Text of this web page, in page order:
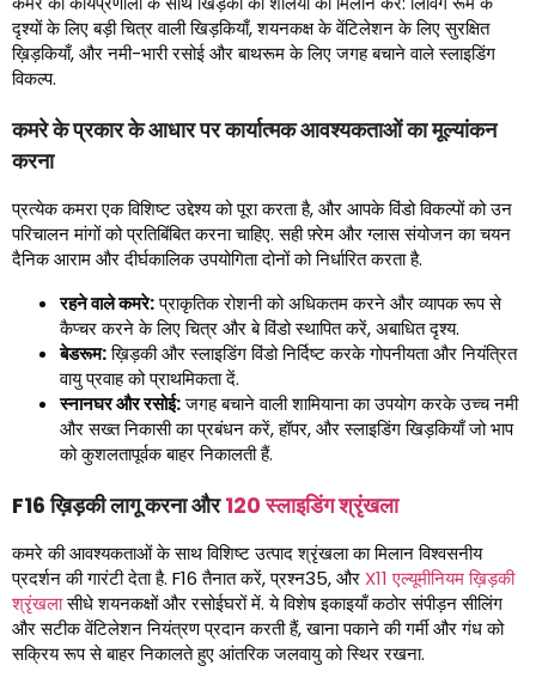
दृश्यों के लिए बड़ी चित्र वाली खिड़कियाँ, शयनकक्ष के वेंटिलेशन के लिए सुरक्षित
ख़िड़कियाँ, और नमी-भारी रसोई और बाथरूम के लिए जगह बचाने वाले स्लाइडिंग
विकल्प.
कमरे के प्रकार के आधार पर कार्यात्मक आवश्यकताओं का मूल्यांकन
करना
प्रत्येक कमरा एक विशिष्ट उद्देश्य को पूरा करता है, और आपके विंडो विकल्पों को उन
परिचालन मांगों को प्रतिबिंबित करना चाहिए. सही फ़्रेम और ग्लास संयोजन का चयन
दैनिक आराम और दीर्घकालिक उपयोगिता दोनों को निर्धारित करता है.
रहने वाले कमरे:प्राकृतिक रोशनी को अधिकतम करने और व्यापक रूप से
कैप्चर करने के लिए चित्र और बे विंडो स्थापित करें, अबाधित दृश्य.
बेडरूम:ख़िड़की और स्लाइडिंग विंडो निर्दिष्ट करके गोपनीयता और नियंत्रित
वायु प्रवाह को प्राथमिकता दें.
स्नानघर और रसोई:जगह बचाने वाली शामियाना का उपयोग करके उच्च नमी
और सख्त निकासी का प्रबंधन करें, हॉपर, और स्लाइडिंग खिड़कियाँ जो भाप
को कुशलतापूर्वक बाहर निकालती हैं.
F16 ख़िड़की लागू करना और120 स्लाइडिंग श्रृंखला
कमरे की आवश्यकताओं के साथ विशिष्ट उत्पाद श्रृंखला का मिलान विश्वसनीय
प्रदर्शन की गारंटी देता है. F16 तैनात करें, प्रश्न35, और X11 एल्यूमीनियम ख़िड़की
श्रृंखलासीधे शयनकक्षों और रसोईघरों में. ये विशेष इकाइयाँ कठोर संपीड़न सीलिंग
और सटीक वेंटिलेशन नियंत्रण प्रदान करती हैं, खाना पकाने की गर्मी और गंध को
सक्रिय रूप से बाहर निकालते हुए आंतरिक जलवायु को स्थिर रखना.